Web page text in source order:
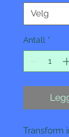
Antall *
Transform